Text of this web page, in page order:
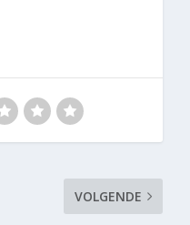
VOLGENDE